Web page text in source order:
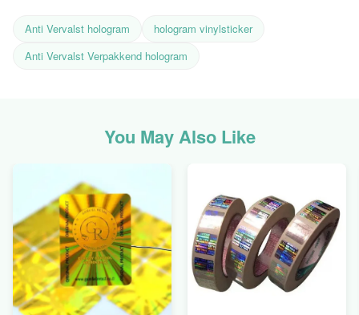
Anti Vervalst hologram
hologram vinylsticker
Anti Vervalst Verpakkend hologram
You May Also Like